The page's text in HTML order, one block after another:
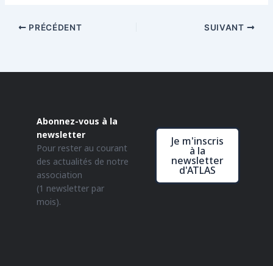
PRÉCÉDENT SUIVANT
Abonnez-vous à la
newsletter
Pour rester au courant
des actualités de notre
association
(1 newsletter par
mois).
Je m'inscris
à la
newsletter
d'ATLAS